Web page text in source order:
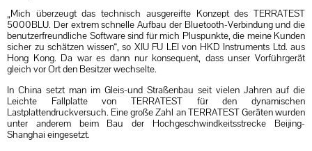
„Mich überzeugt das technisch ausgereifte Konzept des TERRATEST
5000BLU. Der extrem schnelle Aufbau der Bluetooth-Verbindung und die
benutzerfreundliche Software sind für mich Pluspunkte, die meine Kunden
sicher zu schätzen wissen“, so XIU FU LEI von HKD Instruments Ltd. aus
Hong Kong. Da war es dann nur konsequent, dass unser Vorführgerät
gleich vor Ort den Besitzer wechselte.
In China setzt man im Gleis-und Straßenbau seit vielen Jahren auf die
Leichte Fallplatte von TERRATEST für den dynamischen
Lastplattendruckversuch. Eine große Zahl an TERRATEST Geräten wurden
unter anderem beim Bau der Hochgeschwindkeitsstrecke Beijing-
Shanghai eingesetzt.